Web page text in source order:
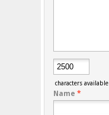
characters available
Name *